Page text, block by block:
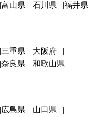
富山県 石川県 福井県
三重県
大阪府
奈良県 和歌山県
広島県
山口県